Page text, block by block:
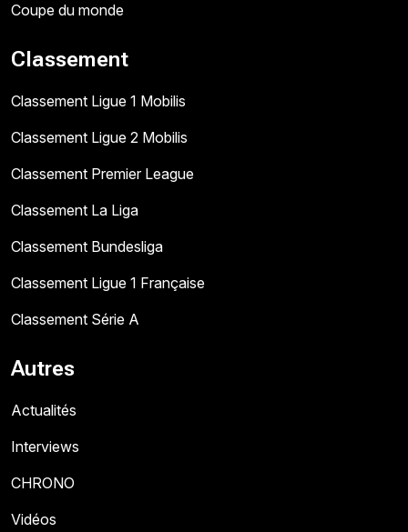
Coupe du monde
Classement
Classement Ligue 1 Mobilis
Classement Ligue 2 Mobilis
Classement Premier League
Classement La Liga
Classement Bundesliga
Classement Ligue 1 Française
Classement Série A
Autres
Actualités
Interviews
CHRONO
Vidéos